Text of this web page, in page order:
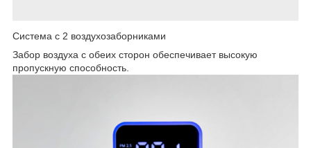
Система с 2 воздухозаборниками
Забор воздуха с обеих сторон обеспечивает высокую
пропускную способность.